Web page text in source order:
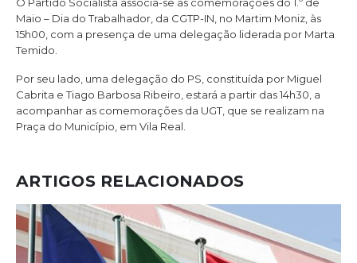
Maio – Dia do Trabalhador, da CGTP-IN, no Martim Moniz, às
15h00, com a presença de uma delegação liderada por Marta
Temido.
Por seu lado, uma delegação do PS, constituída por Miguel
Cabrita e Tiago Barbosa Ribeiro, estará a partir das 14h30, a
acompanhar as comemorações da UGT, que se realizam na
Praça do Município, em Vila Real.
ARTIGOS RELACIONADOS